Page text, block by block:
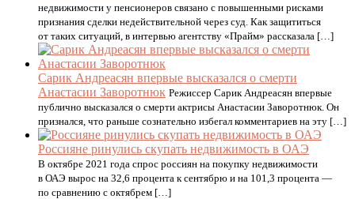
недвижимости у пенсионеров связано с повышенными рисками
признания сделки недействительной через суд. Как защититься
от таких ситуаций, в интервью агентству «Прайм» рассказала […]
Сарик Андреасян впервые высказался о смерти
Анастасии Заворотнюк Режиссер Сарик Андреасян впервые
публично высказался о смерти актрисы Анастасии Заворотнюк. Он
признался, что раньше сознательно избегал комментариев на эту […]
Россияне ринулись скупать недвижимость в ОАЭ
В октябре 2021 года спрос россиян на покупку недвижимости
в ОАЭ вырос на 32,6 процента к сентябрю и на 101,3 процента —
по сравнению с октябрем […]